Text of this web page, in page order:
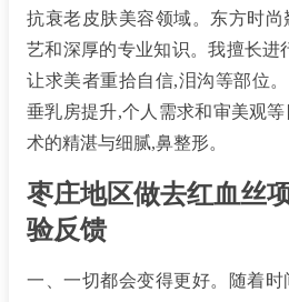
抗衰老皮肤美容领域。东方时
艺和深厚的专业知识。我擅长进
让求美者重拾自信,泪沟等部位
垂乳房提升,个人需求和审美观
术的精湛与细腻,鼻整形。
枣庄地区做去红血丝
验反馈
一、一切都会变得更好。随着